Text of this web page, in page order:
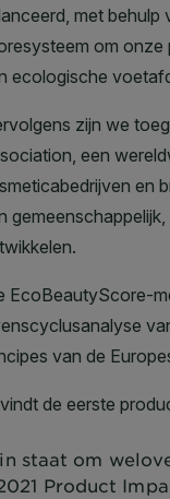
staat om
Product